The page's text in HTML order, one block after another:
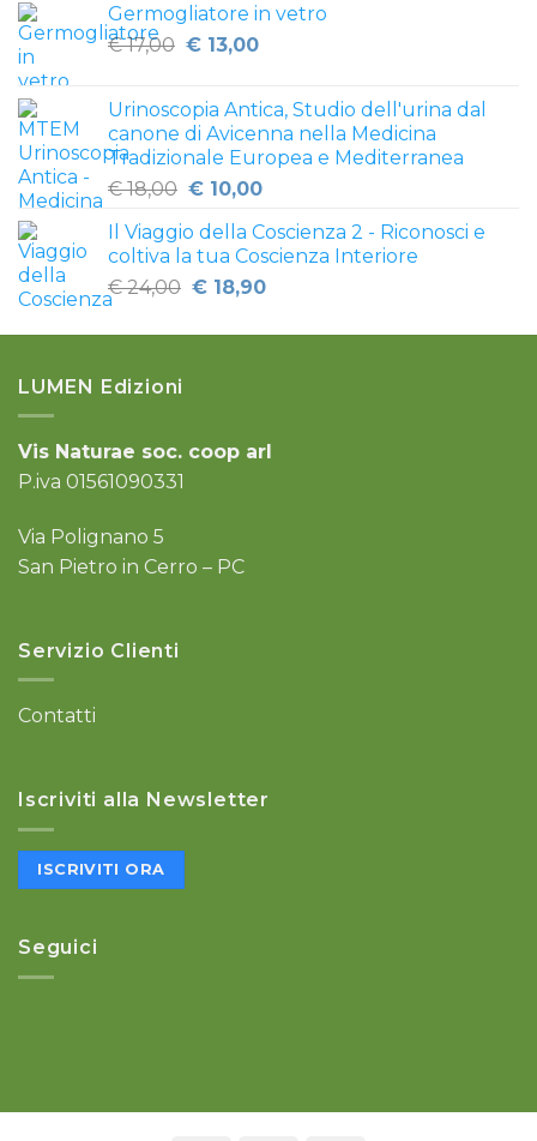
originale
era:
attuale
Germogliatore in vetro
€17,00 Il
era:
€ 17,00.
€13,00Il
è:
€ 13,00.
Urinoscopia Antica, Studio dell'urina dal
canone di Avicenna nella Medicina
Tradizionale Europea e Mediterranea
€18,00 Il
originale
era:
€ 18,00.
€10,00Il
attuale
è:
€ 10,00.
Il Viaggio della Coscienza 2 - Riconosci e
coltiva la tua Coscienza Interiore
€24,00 Il
originale
€18,90Il
attuale
LUMEN Edizioni
Vis Naturae soc. coop arl
P.iva 01561090331
Via Polignano 5
San Pietro in Cerro – PC
Servizio Clienti
Contatti
Iscriviti alla Newsletter
ISCRIVITI ORA
Seguici